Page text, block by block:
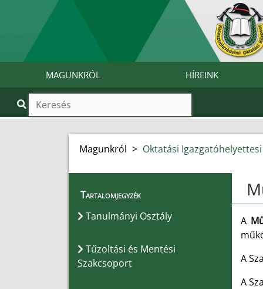
MAGUNKRÓL HÍREINK
Magunkról > Oktatási
Tartalomjegyzék
Tanulmányi Osztály
Tűzoltási és Mentési
Szakcsoport
A
A
A